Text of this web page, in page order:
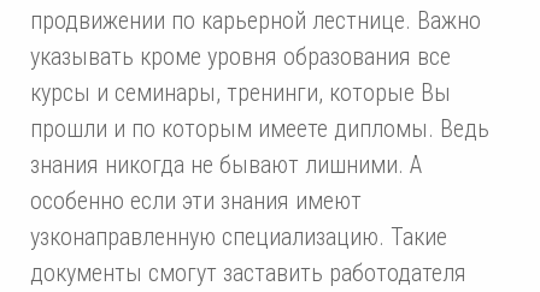
продвижении по карьерной лестнице. Важно
указывать кроме уровня образования все
курсы и семинары, тренинги, которые Вы
прошли и по которым имеете дипломы. Ведь
знания никогда не бывают лишними. А
особенно если эти знания имеют
узконаправленную специализацию. Такие
документы смогут заставить работодателя